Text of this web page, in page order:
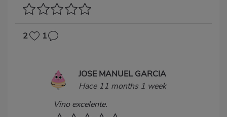
2 1
JOSE MANUEL GARCIA
Hace 11 months 1 week
Vino excelente.